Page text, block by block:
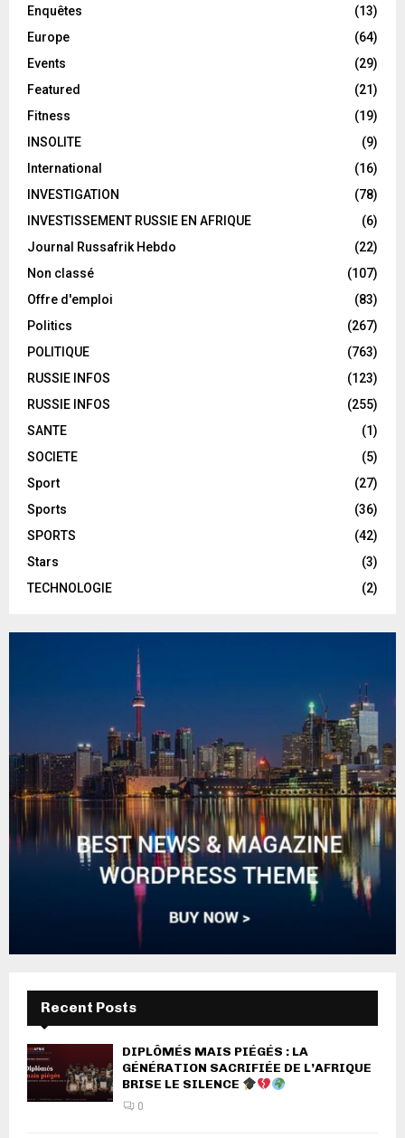
Enquêtes
(13)
Europe
(64)
Events
(29)
Featured
(21)
Fitness
(19)
INSOLITE
(9)
International
(16)
INVESTIGATION
(78)
INVESTISSEMENT RUSSIE EN AFRIQUE
(6)
Journal Russafrik Hebdo
(22)
Non classé
(107)
Offre d'emploi
(83)
Politics
(267)
POLITIQUE
(763)
RUSSIE INFOS
(123)
RUSSIE INFOS
(255)
SANTE
(1)
SOCIETE
(5)
Sport
(27)
Sports
(36)
SPORTS
(42)
Stars
(3)
TECHNOLOGIE
(2)
Recent Posts
DIPLÔMÉS MAIS PIÉGÉS : LA
GÉNÉRATION SACRIFIÉE DE L’AFRIQUE
BRISE LE SILENCE
0